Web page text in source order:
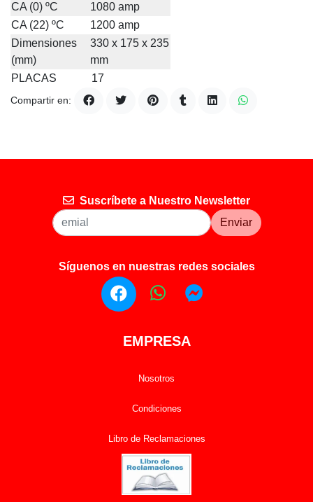
CA (0) ºC
1080 amp
CA (22) ºC
1200 amp
Dimensiones
(mm)
330 x 175 x 235
mm
PLACAS
17
Compartir en:
Suscríbete a Nuestro Newsletter
Enviar
Síguenos en nuestras redes sociales
EMPRESA
Nosotros
Condiciones
Libro de Reclamaciones